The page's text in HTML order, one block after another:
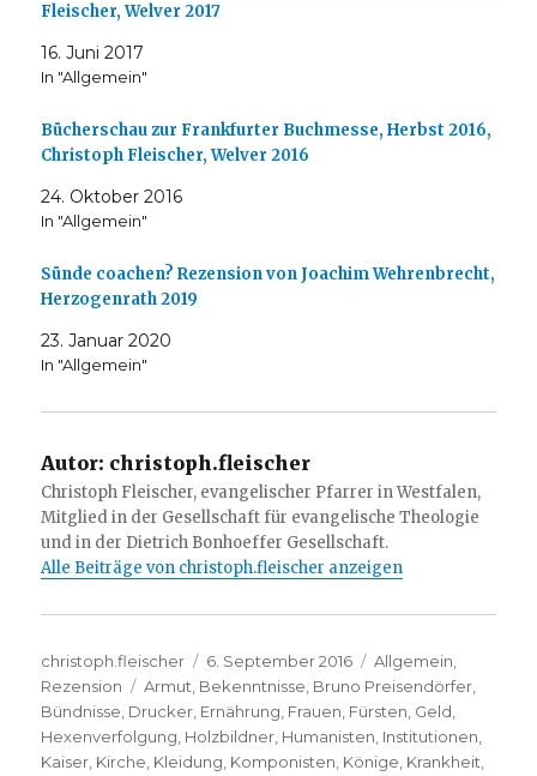
Fleischer, Welver 2017
16. Juni 2017
In "Allgemein"
Bücherschau zur Frankfurter Buchmesse, Herbst 2016,
Christoph Fleischer, Welver 2016
24. Oktober 2016
In "Allgemein"
Sünde coachen? Rezension von Joachim Wehrenbrecht,
Herzogenrath 2019
23. Januar 2020
In "Allgemein"
Autor: christoph.fleischer
Christoph Fleischer, evangelischer Pfarrer in Westfalen,
Mitglied in der Gesellschaft für evangelische Theologie
und in der Dietrich Bonhoeffer Gesellschaft.
Alle Beiträge von christoph.fleischer anzeigen
Autor
christoph.fleischer
Veröffentlicht
am
6. September 2016 Kategorien
Allgemein
Rezension
Schlagwörter
Armut Bekenntnisse Bruno Preisendörfer
Bündnisse Drucker Ernährung Frauen Fürsten Geld
Hexenverfolgung Holzbildner Humanisten Institutionen
Kaiser Kirche Kleidung Komponisten Könige Krankheit